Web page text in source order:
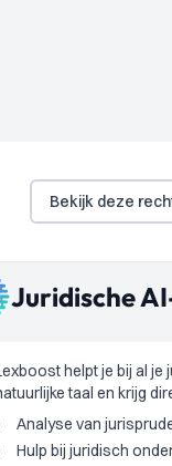
Bekijk deze
Juridische
helpt je bij al je
taal en krijg
Analyse van
Hulp bij juridisch